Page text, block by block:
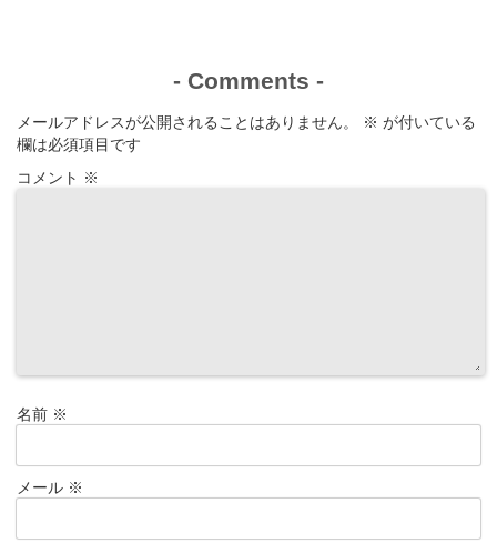
- Comments -
メールアドレスが公開されることはありません。 ※ が付いている
欄は必須項目です
コメント ※
名前 ※
メール ※